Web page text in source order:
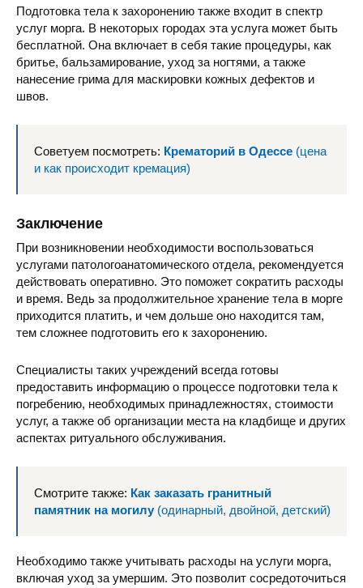
Подготовка тела к захоронению также входит в спектр
услуг морга. В некоторых городах эта услуга может быть
бесплатной. Она включает в себя такие процедуры, как
бритье, бальзамирование, уход за ногтями, а также
нанесение грима для маскировки кожных дефектов и
швов.
Советуем посмотреть: Крематорий в Одессе (цена
и как происходит кремация)
Заключение
При возникновении необходимости воспользоваться
услугами патологоанатомического отдела, рекомендуется
действовать оперативно. Это поможет сократить расходы
и время. Ведь за продолжительное хранение тела в морге
приходится платить, и чем дольше оно находится там,
тем сложнее подготовить его к захоронению.
Специалисты таких учреждений всегда готовы
предоставить информацию о процессе подготовки тела к
погребению, необходимых принадлежностях, стоимости
услуг, а также об организации места на кладбище и других
аспектах ритуального обслуживания.
Смотрите также: Как заказать гранитный
памятник на могилу (одинарный, двойной, детский)
Необходимо также учитывать расходы на услуги морга,
включая уход за умершим. Это позволит сосредоточиться